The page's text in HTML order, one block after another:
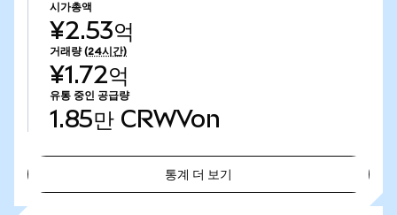
시가총액
¥2.53억
거래량 (24시간)
¥1.72억
유통 중인 공급량
1.85만 CRWVon
통계 더 보기